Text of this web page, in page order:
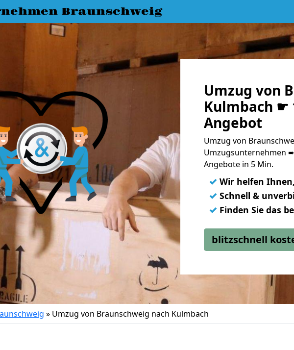
Braunschweig
Umzug von
Kulmbach ☛
Angebot
Umzug von
Umzugsunternehmen
Angebote in 5 Min.
✓ Wir helfen
✓ Schnell &
✓ Finden Sie das
blitzschnell
» Umzug von Braunschweig nach Kulmbach